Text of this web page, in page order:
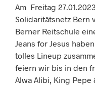
Am Freitag 27.01.2023
Solidaritätsnetz Bern
Berner Reitschule
Jeans for Jesus
tolles Lineup
feiern wir bis in den
Alwa Alibi, King Pepe